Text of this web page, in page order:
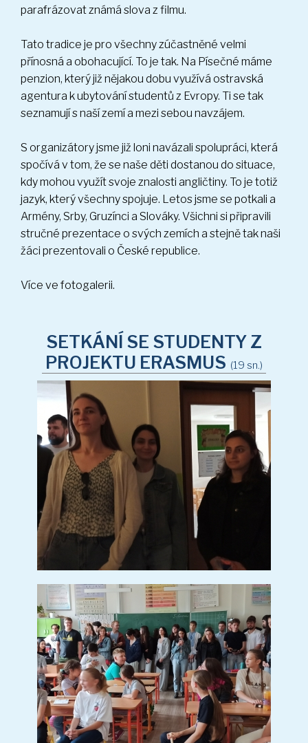
parafrázovat známá slova z filmu.
Tato tradice je pro všechny zúčastněné velmi
přínosná a obohacující. To je tak. Na Písečné máme
penzion, který již nějakou dobu využívá ostravská
agentura k ubytování studentů z Evropy. Ti se tak
seznamují s naší zemí a mezi sebou navzájem.
S organizátory jsme již loni navázali spolupráci, která
spočívá v tom, že se naše děti dostanou do situace,
kdy mohou využít svoje znalosti angličtiny. To je totiž
jazyk, který všechny spojuje. Letos jsme se potkali a
Armény, Srby, Gruzínci a Slováky. Všichni si připravili
stručné prezentace o svých zemích a stejně tak naši
žáci prezentovali o České republice.
Více ve fotogalerii.